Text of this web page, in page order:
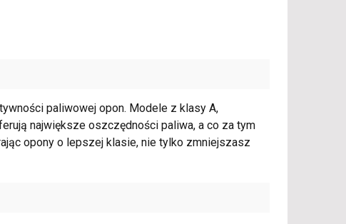
paliwowej opon. Modele z klasy A,
największe oszczędności paliwa, a co za tym
opony o lepszej klasie, nie tylko zmniejszasz